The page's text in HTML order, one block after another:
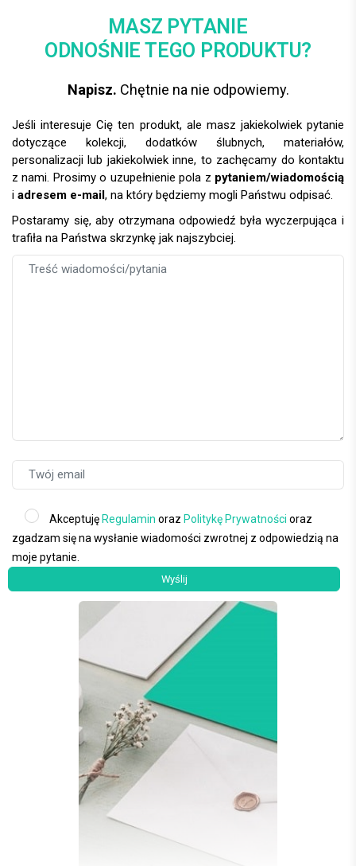
MASZ PYTANIE
ODNOŚNIE TEGO PRODUKTU?
Napisz. Chętnie na nie odpowiemy.
Jeśli interesuje Cię ten produkt, ale masz jakiekolwiek pytanie
dotyczące kolekcji, dodatków ślubnych, materiałów,
personalizacji lub jakiekolwiek inne, to zachęcamy do kontaktu
z nami. Prosimy o uzupełnienie pola z pytaniem/wiadomością
i adresem e-mail, na który będziemy mogli Państwu odpisać.
Postaramy się, aby otrzymana odpowiedź była wyczerpująca i
trafiła na Państwa skrzynkę jak najszybciej.
Akceptuję Regulamin oraz Politykę Prywatności oraz
zgadzam się na wysłanie wiadomości zwrotnej z odpowiedzią na
moje pytanie.